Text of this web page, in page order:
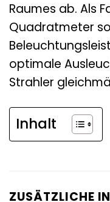
Raumes ab. Als
Quadratmeter
optimale
Strahler
Inhalt
ZUSÄTZLICHE